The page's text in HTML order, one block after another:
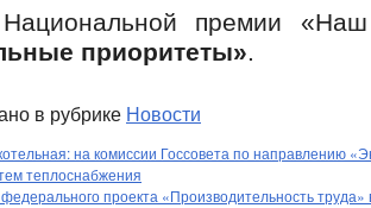
Национальной премии
приоритеты».
в рубрике Новости
на комиссии Госсовета по направлению
теплоснабжения
проекта «Производительность